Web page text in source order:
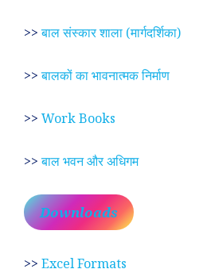
>>बाल संस्कार शाला (मार्गदर्शिका)
>>बालकों का भावनात्मक निर्माण
>> Work Books
>>बाल भवन और अधिगम
Downloads
>> Excel Formats